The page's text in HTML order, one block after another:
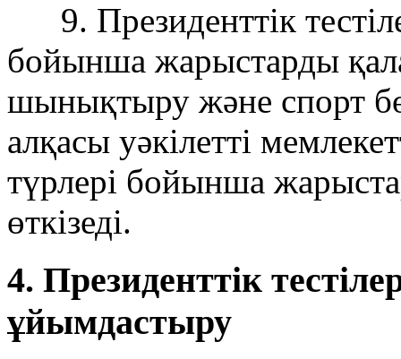
9. Президенттік
бойынша жарыстарды
шынықтыру және спорт
алқасы уәкілетті
түрлері бойынша
өткізеді.
4. Президенттік
ұйымдастыру